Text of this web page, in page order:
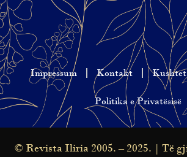
Impressum Kontakt
Politika e Privatësisë
© Revista Iliria 2005. – 2025. | Të